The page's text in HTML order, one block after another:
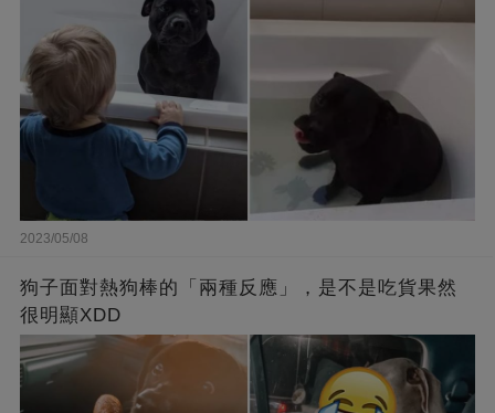
2023/05/08
狗子面對熱狗棒的「兩種反應」，是不是吃貨果然
很明顯XDD